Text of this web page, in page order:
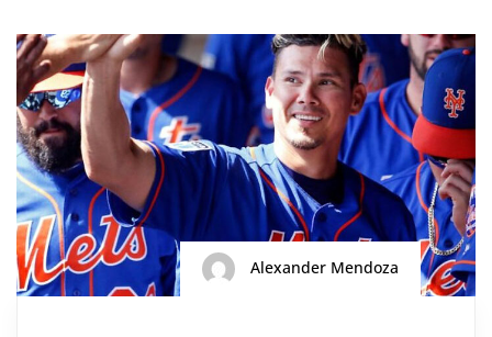
Alexander Mendoza